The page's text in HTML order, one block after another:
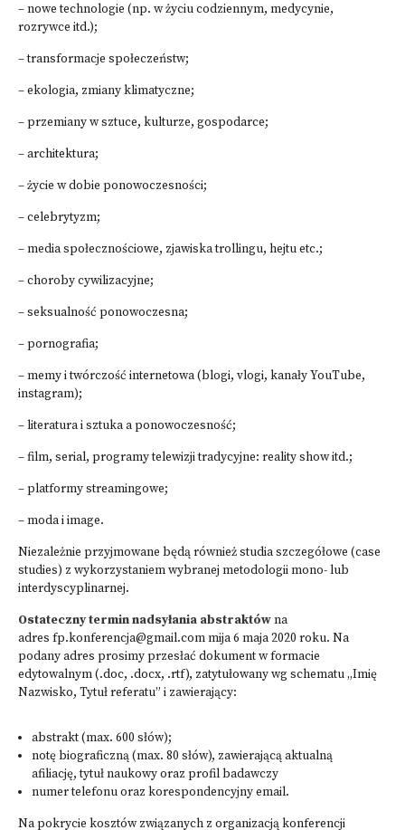
– nowe technologie (np. w życiu codziennym, medycynie,
rozrywce itd.);
– transformacje społeczeństw;
– ekologia, zmiany klimatyczne;
– przemiany w sztuce, kulturze, gospodarce;
– architektura;
– życie w dobie ponowoczesności;
– celebrytyzm;
– media społecznościowe, zjawiska trollingu, hejtu etc.;
– choroby cywilizacyjne;
– seksualność ponowoczesna;
– pornografia;
– memy i twórczość internetowa (blogi, vlogi, kanały YouTube,
instagram);
– literatura i sztuka a ponowoczesność;
– film, serial, programy telewizji tradycyjne: reality show itd.;
– platformy streamingowe;
– moda i image.
Niezależnie przyjmowane będą również studia szczegółowe (case
studies) z wykorzystaniem wybranej metodologii mono- lub
interdyscyplinarnej.
Ostateczny termin nadsyłania abstraktówna
adres fp.konferencja@gmail.commija 6 maja 2020 roku. Na
podany adres prosimy przesłać dokument w formacie
edytowalnym (.doc, .docx, .rtf), zatytułowany wg schematu „Imię
Nazwisko, Tytuł referatu” i zawierający:
abstrakt (max. 600 słów);
notę biograficzną (max. 80 słów), zawierającą aktualną
afiliację, tytuł naukowy oraz profil badawczy
numer telefonu oraz korespondencyjny email.
Na pokrycie kosztów związanych z organizacją konferencji